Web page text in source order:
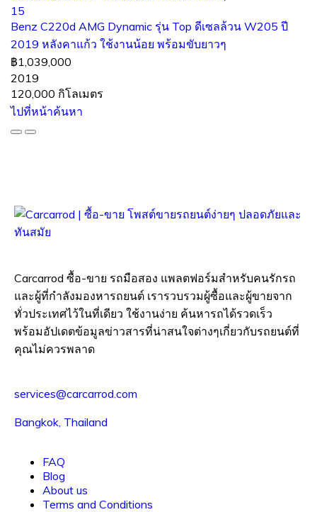
15
Benz C220d AMG Dynamic รุ่น Top ดีเซลล้วน W205 ปี
2019 หลังคาแก้ว ใช้งานน้อย พร้อมขับยาวๆ
฿1,039,000
2019
120,000 กิโลเมตร
ไปที่หน้าค้นหา
Carcarrod ซื้อ-ขาย รถมือสอง แพลตฟอร์มสำหรับคนรักรถ
และผู้ที่กำลังมองหารถยนต์ เรารวบรวมผู้ซื้อและผู้ขายจาก
ทั่วประเทศไว้ในที่เดียว ใช้งานง่าย ค้นหารถได้รวดเร็ว
พร้อมอัปเดตข้อมูลข่าวสารที่น่าสนใจต่างๆเกี่ยวกับรถยนต์ที่
คุณไม่ควรพลาด
services@carcarrod.com
Bangkok, Thailand
FAQ
Blog
About us
Terms and Conditions